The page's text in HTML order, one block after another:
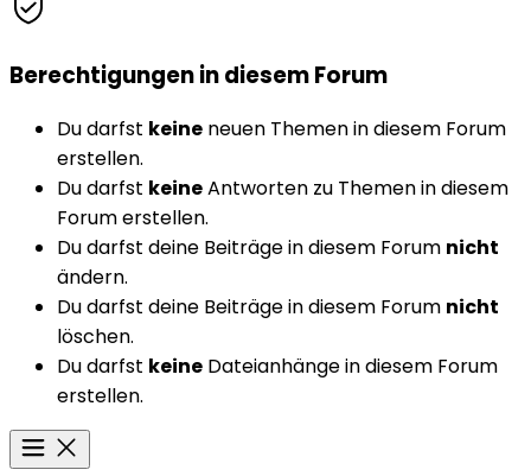
Berechtigungen in diesem Forum
Du darfst keine neuen Themen in diesem Forum
erstellen.
Du darfst keineAntworten zu Themen in diesem
Forum erstellen.
Du darfst deine Beiträge in diesem Forum nicht
ändern.
Du darfst deine Beiträge in diesem Forum nicht
löschen.
Du darfst keine Dateianhänge in diesem Forum
erstellen.